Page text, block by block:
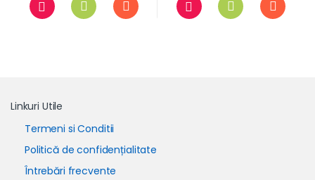
Linkuri Utile
Termeni si Conditii
Politică de confidențialitate
Întrebări frecvente